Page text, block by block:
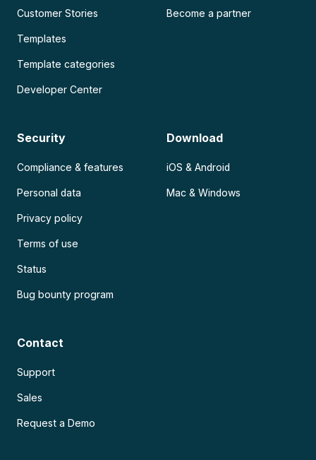
Customer Stories
Templates
Template categories
Developer Center
Become a partner
Security
Compliance & features
Personal data
Privacy policy
Terms of use
Status
Bug bounty program
Download
iOS & Android
Mac & Windows
Contact
Support
Sales
Request a Demo